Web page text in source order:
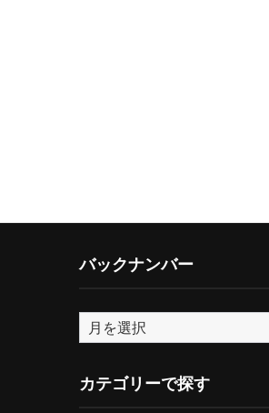
バックナンバー
バ
ッ
ナ
カテゴリーで探す